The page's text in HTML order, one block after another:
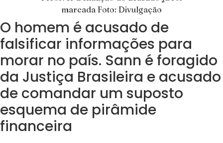
O homem é acusado de
falsificar informações para
morar no país. Sann é foragido
da Justiça Brasileira e acusado
de comandar um suposto
esquema de pirâmide
financeira